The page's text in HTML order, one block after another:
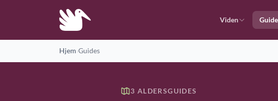
Viden
Hjem›Guides
3 ALDERSGUIDES